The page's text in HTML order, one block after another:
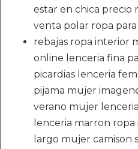
estar en chica precio
venta polar ropa
rebajas ropa interior
online lenceria fina
picardias lenceria
pijama mujer
verano mujer
lenceria marron
largo mujer camison